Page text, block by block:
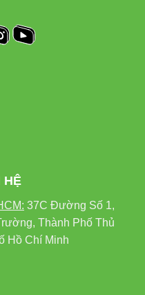
HỆ
37C Đường Số 1,
Thành Phố Thủ
Hồ Chí Minh